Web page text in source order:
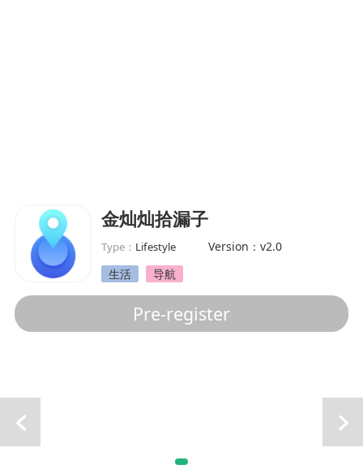
金灿灿拾漏子
Type： Lifestyle
Version：v2.0
生活
导航
Pre-register